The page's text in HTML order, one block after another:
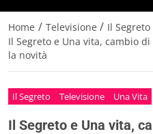
Home / Televisione / Il Segreto
Il Segreto e Una vita, cambio
la novità
Il Segreto Televisione Una Vita
Il Segreto e Una vita,